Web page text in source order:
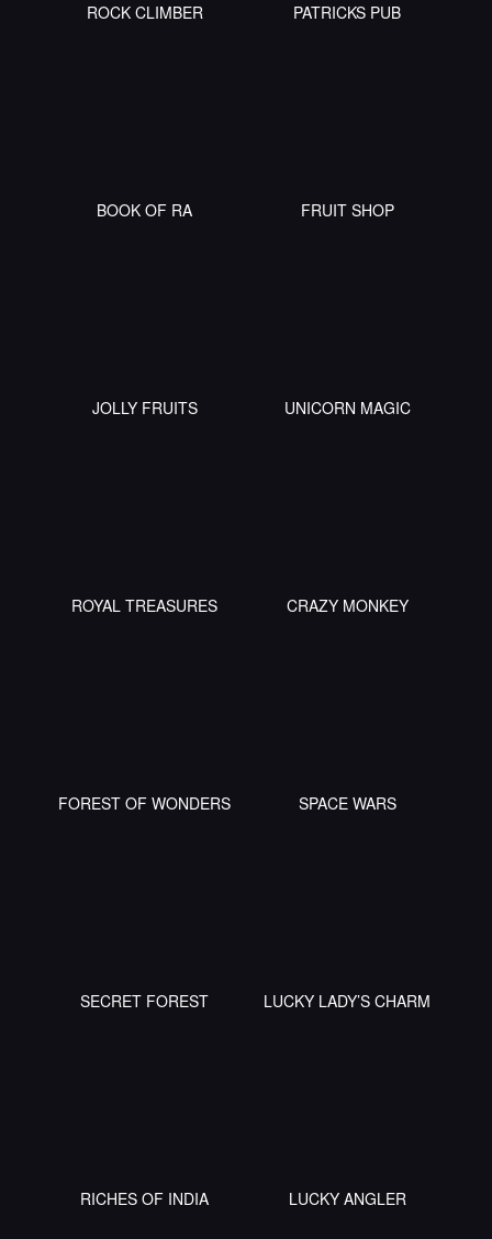
ROCK CLIMBER PATRICKS PUB
BOOK OF RA FRUIT SHOP
JOLLY FRUITS UNICORN MAGIC
ROYAL TREASURES CRAZY MONKEY
FOREST OF WONDERS SPACE WARS
SECRET FOREST LUCKY LADY’S CHARM
RICHES OF INDIA LUCKY ANGLER